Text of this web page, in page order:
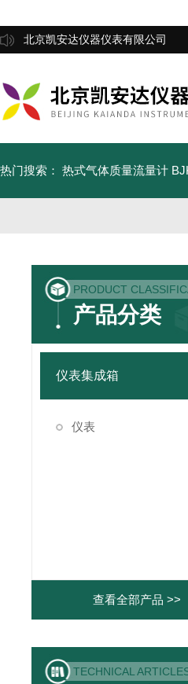
北京凯安达仪器仪表有限公司
热门搜索： 热式气体质量流量计
PRODUCT
产品分类
仪表集成箱
仪表
查看全部产品 >>
TECHNICAL